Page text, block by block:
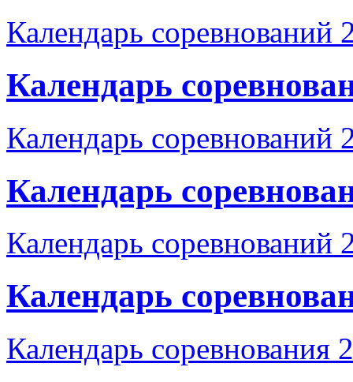
Календарь соревнований
Календарь
Календарь соревнований
Календарь
Календарь
Календарь
Календарь соревнования